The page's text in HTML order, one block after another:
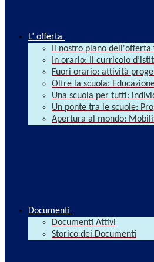
L’ offerta
Il nostro piano dell'offerta
In orario: Il curricolo
Fuori orario: attività
Oltre la scuola:
Una scuola per tutti:
Un ponte tra le scuole:
Apertura al mondo:
Documenti
Documenti Attivi
Storico dei Documenti